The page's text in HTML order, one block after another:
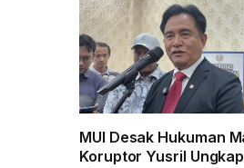
MUI Desak Hukuman
Koruptor Yusril